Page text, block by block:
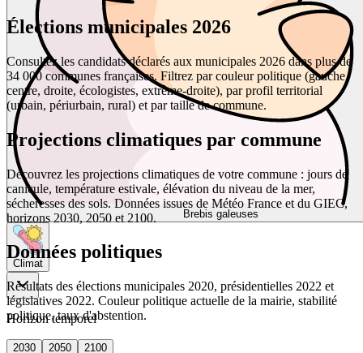
Brebis galeuses
Climat
Horizon temporel
2030 2050
2100
Élections municipales 2026
Consultez les candidats déclarés aux municipales 2026 dans plus de
34 000 communes françaises. Filtrez par couleur politique (gauche,
centre, droite, écologistes, extrême-droite), par profil territorial
(urbain, périurbain, rural) et par taille de commune.
Projections climatiques par commune
Découvrez les projections climatiques de votre commune : jours de
canicule, température estivale, élévation du niveau de la mer,
sécheresses des sols. Données issues de Météo France et du GIEC,
horizons 2030, 2050 et 2100.
Données politiques
Résultats des élections municipales 2020, présidentielles 2022 et
législatives 2022. Couleur politique actuelle de la mairie, stabilité
politique, taux d'abstention.